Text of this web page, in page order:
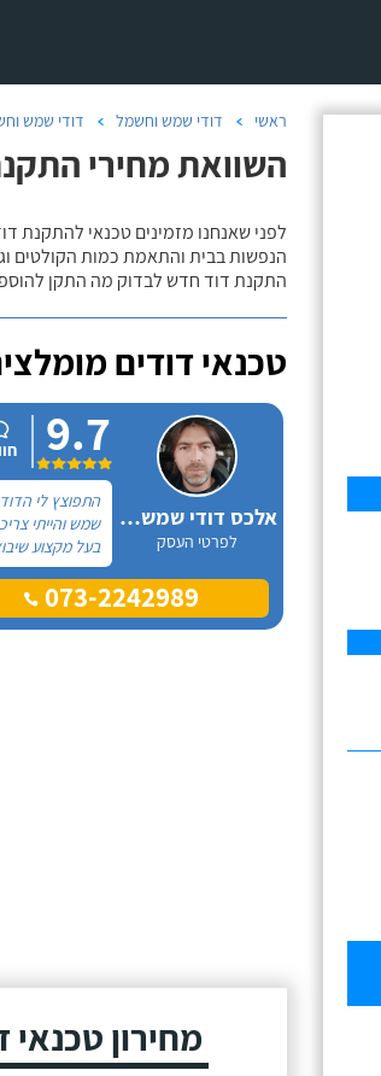
ראשי דודי שמש וחשמל דודי שמש
השוואת מחירי
לפני שאנחנו מזמינים טכנאי
הנפשות בבית והתאמת כמות הקולטים
התקנת דוד חדש לבדוק מה התקן
טכנאי דודים
אלכס דודי שמש וחשמל
לפרטי העסק
9.7
התפוצץ לי הדוד
שמש והייתי
בעל מקצוע
לתקן, כתבתי
טכנאי דודים ואז
הגעתי לקבוצה
073-2242989
מחירון טכנאי